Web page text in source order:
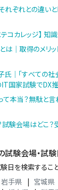
れぞれとの違い
コカレッジ】 知
は｜取得のメリ
氏｜「すべての
IT国家試験でDX
本当？無駄と言
験会場はどこ
試験会場・試
日を検索するこ
岩手県 | 宮城県